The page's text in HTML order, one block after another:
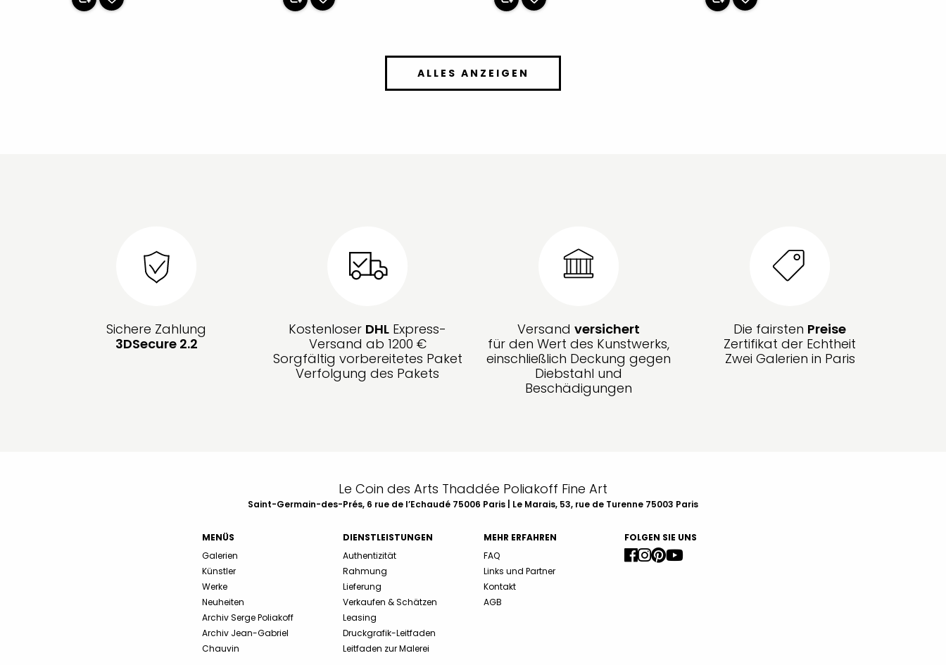
ALLES ANZEIGEN
Sichere Zahlung
3DSecure 2.2
Kostenloser DHL Express-
Versand ab 1200 €
Sorgfältig vorbereitetes Paket
Verfolgung des Pakets
Versand versichert
für den Wert des Kunstwerks,
einschließlich Deckung gegen
Diebstahl und
Beschädigungen
Die fairsten Preise
Zertifikat der Echtheit
Zwei Galerien in Paris
Le Coin des Arts Thaddée Poliakoff Fine Art
Saint-Germain-des-Prés, 6 rue de l’Echaudé 75006 Paris | Le Marais, 53, rue de Turenne 75003 Paris
MENÜS
Galerien
Künstler
Werke
Neuheiten
Archiv Serge Poliakoff
Archiv Jean-Gabriel
Chauvin
DIENSTLEISTUNGEN
Authentizität
Rahmung
Lieferung
Verkaufen & Schätzen
Leasing
Druckgrafik-Leitfaden
Leitfaden zur Malerei
MEHR ERFAHREN
FAQ
Links und Partner
Kontakt
AGB
FOLGEN SIE UNS